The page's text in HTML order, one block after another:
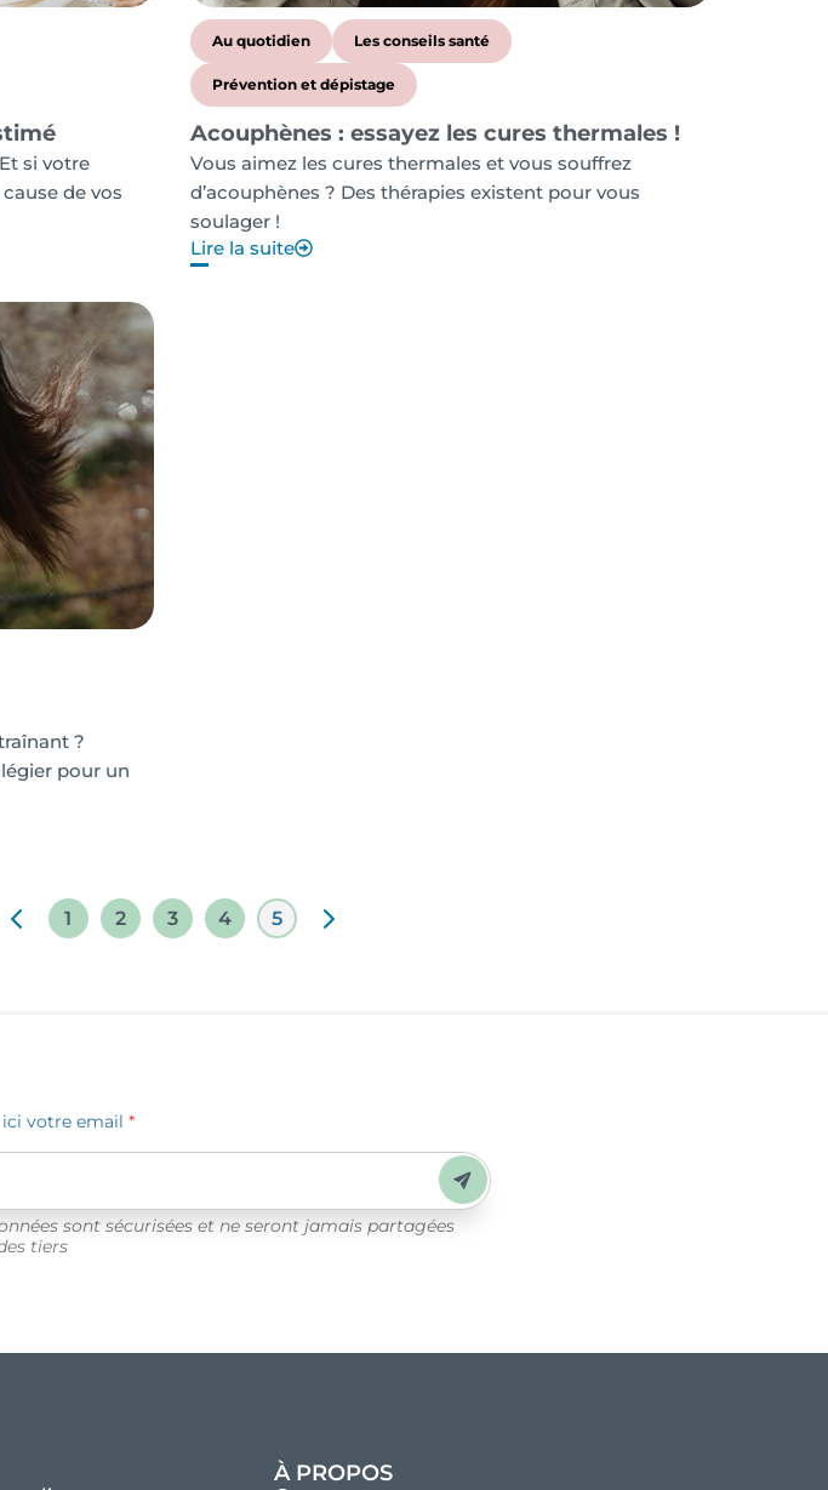
si votre
de vos
Au quotidien Les conseils santé
Prévention et dépistage
Acouphènes : essayez les cures thermales !
Vous aimez les cures thermales et vous souffrez
d’acouphènes ? Des thérapies existent pour vous
soulager !
Lire la suite
?
pour un
1 2 3 4 5
ici votre email *
sont sécurisées et ne seront jamais partagées
tiers
Envoyer
À PROPOS